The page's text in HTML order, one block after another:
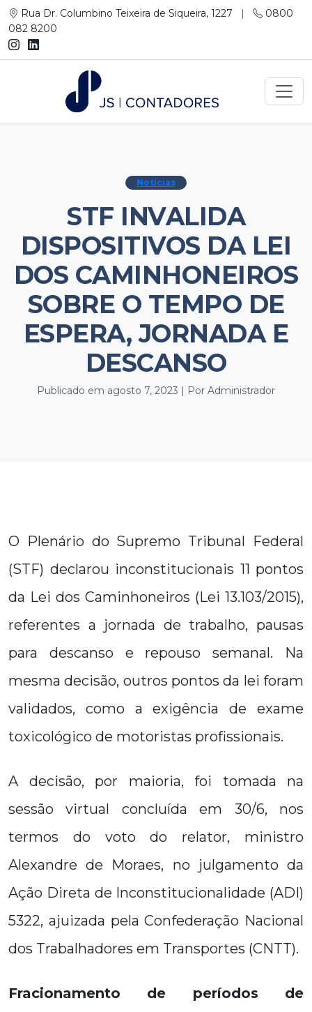
Rua Dr. Columbino Teixeira de Siqueira, 1227 |
0800
082 8200
Notícias
STF INVALIDA
DISPOSITIVOS DA LEI
DOS CAMINHONEIROS
SOBRE O TEMPO DE
ESPERA, JORNADA E
DESCANSO
Publicado em agosto 7, 2023 | Por Administrador
O Plenário do Supremo Tribunal Federal
(STF) declarou inconstitucionais 11 pontos
da Lei dos Caminhoneiros (Lei 13.103/2015),
referentes a jornada de trabalho, pausas
para descanso e repouso semanal. Na
mesma decisão, outros pontos da lei foram
validados, como a exigência de exame
toxicológico de motoristas profissionais.
A decisão, por maioria, foi tomada na
sessão virtual concluída em 30/6, nos
termos do voto do relator, ministro
Alexandre de Moraes, no julgamento da
Ação Direta de Inconstitucionalidade (ADI)
5322, ajuizada pela Confederação Nacional
dos Trabalhadores em Transportes (CNTT).
Fracionamento de períodos de